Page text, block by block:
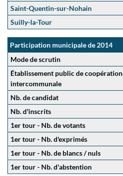
Saint-Quentin-sur-Nohain
Suilly-la-Tour
Participation municipale de 2014
Mode de scrutin
Établissement public de coopération
intercommunale
Nb. de candidat
Nb. d'inscrits
1er tour - Nb. de votants
1er tour - Nb. d'exprimés
1er tour - Nb. de blancs / nuls
1er tour - Nb. d'abstention